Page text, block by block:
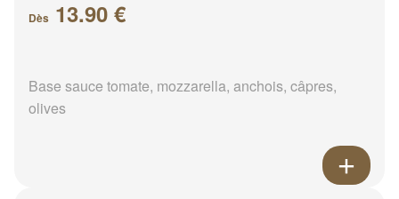
Dès 13.90 €
Base sauce tomate, mozzarella, anchois, câpres,
olives